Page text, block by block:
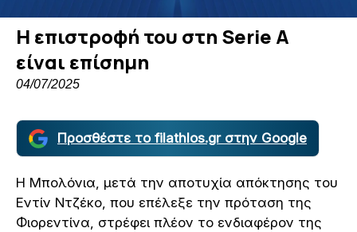
Η επιστροφή του στη Serie A
είναι επίσημη
04/07/2025
Προσθέστε το filathlos.gr στην Google
Η Μπολόνια, μετά την αποτυχία απόκτησης του
Εντίν Ντζέκο, που επέλεξε την πρόταση της
Φιορεντίνα, στρέφει πλέον το ενδιαφέρον της